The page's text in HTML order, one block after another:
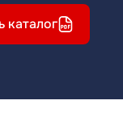
каталог